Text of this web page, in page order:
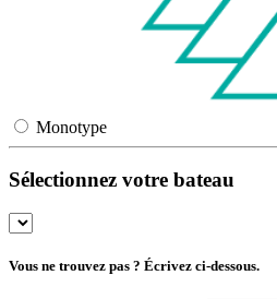
Monotype
Sélectionnez votre bateau
Vous ne trouvez pas ? Écrivez ci-dessous.